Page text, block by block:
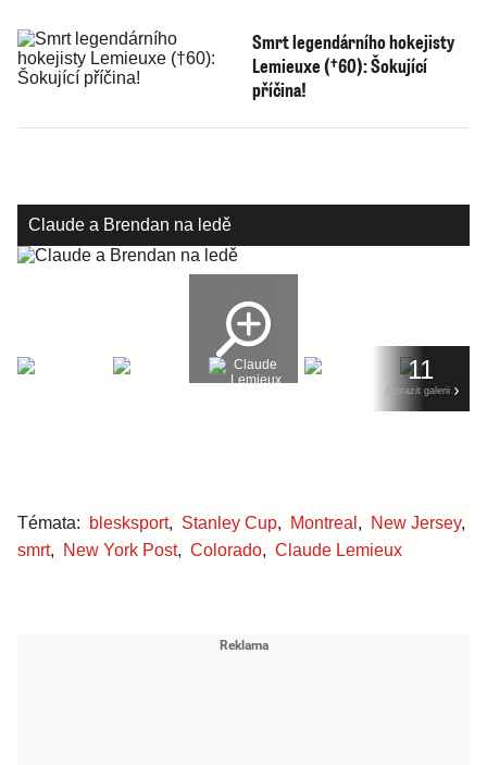
Smrt legendárního hokejisty
Lemieuxe (†60): Šokující
příčina!
Claude a Brendan na ledě
11
zobrazit galerii
Témata: blesksport, Stanley Cup, Montreal , New Jersey,
smrt, New York Post, Colorado, Claude Lemieux